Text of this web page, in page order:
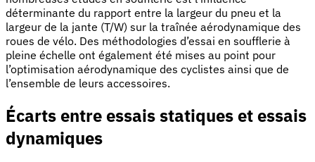
déterminante du rapport entre la largeur du pneu et la
largeur de la jante (T/W) sur la traînée aérodynamique des
roues de vélo. Des méthodologies d’essai en soufflerie à
pleine échelle ont également été mises au point pour
l’optimisation aérodynamique des cyclistes ainsi que de
l’ensemble de leurs accessoires.
Écarts entre essais statiques et essais
dynamiques